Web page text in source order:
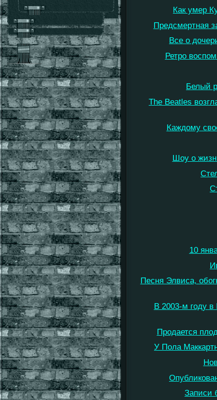
Как умер
Предсмертная
Все о
Ретро
Белый
The Beatles
Каждому
Шоу о
10
Песня Элвиса,
В 2003-м году в
Продается
У Пола
Записи